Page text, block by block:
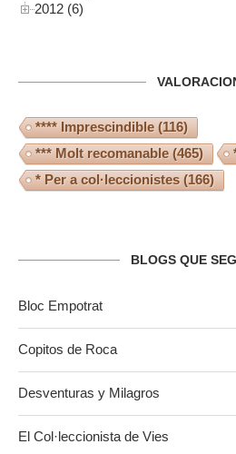
2012 (6)
**** Imprescindible(116)
*** Molt recomanable(465)
* Per a col·leccionistes (166)
BLOGS QUE
Bloc Empotrat
Copitos de Roca
Desventuras y Milagros
El Col·leccionista de Vies